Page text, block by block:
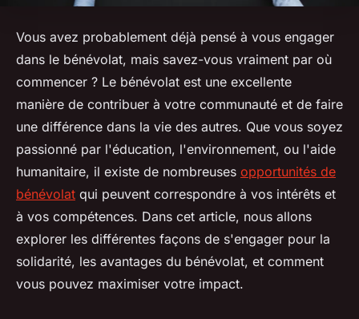
Vous avez probablement déjà pensé à vous engager
dans le bénévolat, mais savez-vous vraiment par où
commencer ? Le bénévolat est une excellente
manière de contribuer à votre communauté et de faire
une différence dans la vie des autres. Que vous soyez
passionné par l'éducation, l'environnement, ou l'aide
humanitaire, il existe de nombreuses opportunités de
bénévolat qui peuvent correspondre à vos intérêts et
à vos compétences. Dans cet article, nous allons
explorer les différentes façons de s'engager pour la
solidarité, les avantages du bénévolat, et comment
vous pouvez maximiser votre impact.